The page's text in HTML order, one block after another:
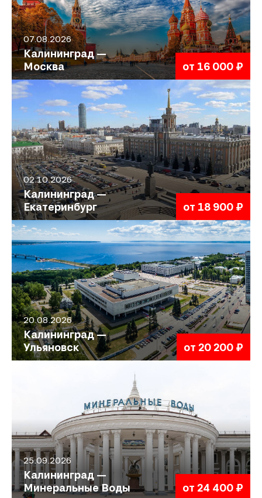
07.08.2026
Калининград —
Москва
от 16 000 ₽
02.10.2026
Калининград —
Екатеринбург
от 18 900 ₽
20.08.2026
Калининград —
Ульяновск
от 20 200 ₽
25.09.2026
Калининград —
Минеральные Воды
от 24 400 ₽